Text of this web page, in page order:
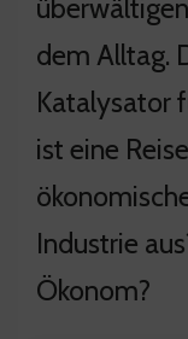
dem Alltag.
Katalysator
ist eine
Industrie
Ökonom?